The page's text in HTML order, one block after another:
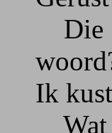
Die
Ik
Wat